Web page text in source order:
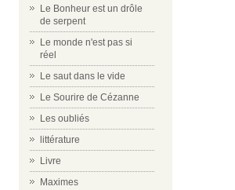
Le Bonheur est un drôle
de serpent
Le monde n'est pas si
réel
Le saut dans le vide
Le Sourire de Cézanne
Les oubliés
littérature
Livre
Maximes